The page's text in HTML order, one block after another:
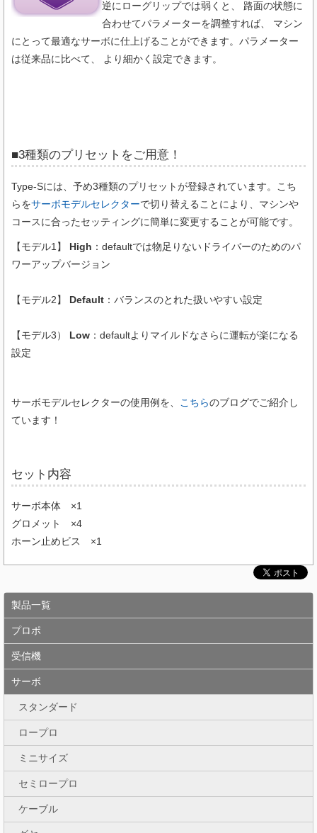
逆にローグリップでは弱くと、 路面の状態に
合わせてパラメーターを調整すれば、 マシン
にとって最適なサーボに仕上げることができます。パラメーター
は従来品に比べて、 より細かく設定できます。
■3種類のプリセットをご用意！
Type-Sには、予め3種類のプリセットが登録されています。こち
らをサーボモデルセレクターで切り替えることにより、マシンや
コースに合ったセッティングに簡単に変更することが可能です。
【モデル1】 High ：defaultでは物足りないドライバーのためのパ
ワーアップバージョン
【モデル2】 Default ：バランスのとれた扱いやすい設定
【モデル3） Low ：defaultよりマイルドなさらに運転が楽になる
設定
サーボモデルセレクターの使用例を、 こちらのブログでご紹介し
ています！
セット内容
サーボ本体 ×1
グロメット ×4
ホーン止めビス ×1
製品一覧
プロポ
受信機
サーボ
スタンダード
ロープロ
ミニサイズ
セミロープロ
ケーブル